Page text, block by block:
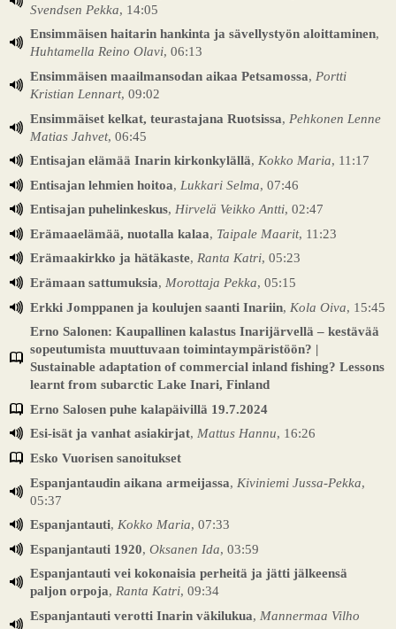
Svendsen Pekka, 14:05
Ensimmäisen haitarin hankinta ja sävellystyön aloittaminen,
Huhtamella Reino Olavi, 06:13
Ensimmäisen maailmansodan aikaa Petsamossa, Portti
Kristian Lennart, 09:02
Ensimmäiset kelkat, teurastajana Ruotsissa, Pehkonen Lenne
Matias Jahvet, 06:45
Entisajan elämää Inarin kirkonkylällä, Kokko Maria, 11:17
Entisajan lehmien hoitoa, Lukkari Selma, 07:46
Entisajan puhelinkeskus, Hirvelä Veikko Antti, 02:47
Erämaaelämää, nuotalla kalaa, Taipale Maarit, 11:23
Erämaakirkko ja hätäkaste, Ranta Katri, 05:23
Erämaan sattumuksia, Morottaja Pekka, 05:15
Erkki Jomppanen ja koulujen saanti Inariin, Kola Oiva, 15:45
Erno Salonen: Kaupallinen kalastus Inarijärvellä – kestävää
sopeutumista muuttuvaan toimintaympäristöön? |
Sustainable adaptation of commercial inland fishing? Lessons
learnt from subarctic Lake Inari, Finland
Erno Salosen puhe kalapäivillä 19.7.2024
Esi-isät ja vanhat asiakirjat, Mattus Hannu, 16:26
Esko Vuorisen sanoitukset
Espanjantaudin aikana armeijassa, Kiviniemi Jussa-Pekka,
05:37
Espanjantauti, Kokko Maria, 07:33
Espanjantauti 1920, Oksanen Ida, 03:59
Espanjantauti vei kokonaisia perheitä ja jätti jälkeensä
paljon orpoja, Ranta Katri, 09:34
Espanjantauti verotti Inarin väkilukua, Mannermaa Vilho